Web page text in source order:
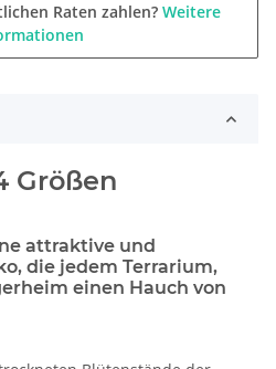
Raten zahlen? Weitere
Größen
attraktive und
die jedem Terrarium,
einen Hauch von